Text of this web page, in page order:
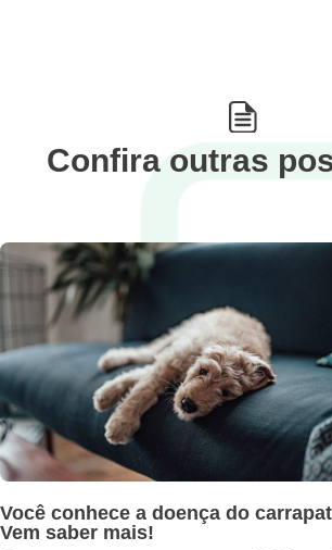
Confira outras
Você conhece a doença do
Vem saber mais!